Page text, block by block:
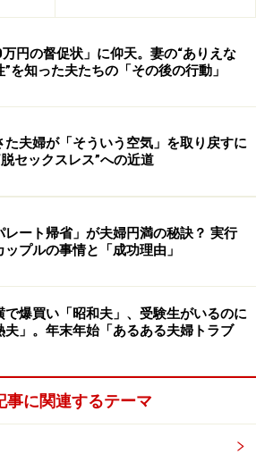
装・持ち物
帯電話
費・クレジットカード
家用車
疑っている様子を見せない
帰宅時間＆泊りがけの出張
張が急に増えた場合は要チェック。浮
ごす時間が増えるほど、家庭で過
万円の督促状」に仰天。妻の“ありえな
”を知った夫たちの「その後の行動」
た夫婦が「そういう空気」を取り戻すに
セックスレス”への近道
レート帰省」が夫婦円満の秘訣？ 実行
ップルの事情と「成功理由」
で爆買い「昭和夫」、受験生がいるのに
夫」。年末年始「あるある夫婦トラブ
事に関連するテーマ